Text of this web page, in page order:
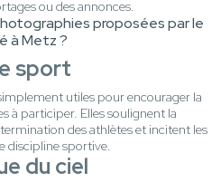
ou des annonces.
proposées par le
à Metz ?
sport
utiles pour encourager la
à participer. Elles soulignent la
des athlètes et incitent les
discipline sportive.
du ciel